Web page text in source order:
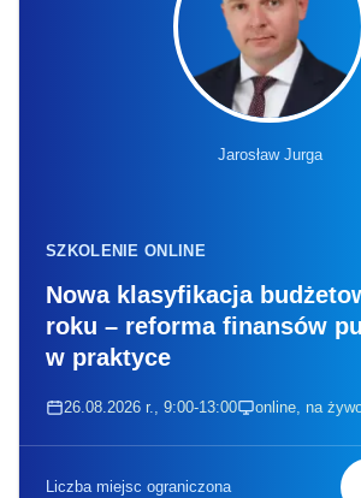
Jarosław Jurga
SZKOLENIE ONLINE
Nowa klasyfikacja
roku – reforma finansów
w praktyce
26.08.2026 r., 9:00-13:00 online, na
Liczba miejsc ograniczona